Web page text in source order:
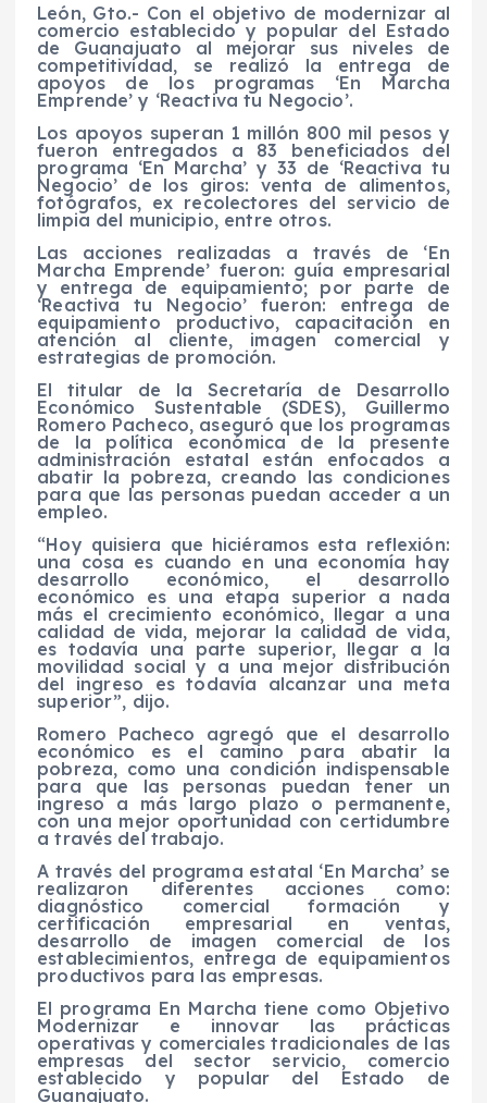
León, Gto.- Con el objetivo de modernizar al
comercio establecido y popular del Estado
de Guanajuato al mejorar sus niveles de
competitividad, se realizó la entrega de
apoyos de los programas ‘En Marcha
Emprende’ y ‘Reactiva tu Negocio’.
Los apoyos superan 1 millón 800 mil pesos y
fueron entregados a 83 beneficiados del
programa ‘En Marcha’ y 33 de ‘Reactiva tu
Negocio’ de los giros: venta de alimentos,
fotógrafos, ex recolectores del servicio de
limpia del municipio, entre otros.
Las acciones realizadas a través de ‘En
Marcha Emprende’ fueron: guía empresarial
y entrega de equipamiento; por parte de
‘Reactiva tu Negocio’ fueron: entrega de
equipamiento productivo, capacitación en
atención al cliente, imagen comercial y
estrategias de promoción.
El titular de la Secretaría de Desarrollo
Económico Sustentable (SDES), Guillermo
Romero Pacheco, aseguró que los programas
de la política económica de la presente
administración estatal están enfocados a
abatir la pobreza, creando las condiciones
para que las personas puedan acceder a un
empleo.
“Hoy quisiera que hiciéramos esta reflexión:
una cosa es cuando en una economía hay
desarrollo económico, el desarrollo
económico es una etapa superior a nada
más el crecimiento económico, llegar a una
calidad de vida, mejorar la calidad de vida,
es todavía una parte superior, llegar a la
movilidad social y a una mejor distribución
del ingreso es todavía alcanzar una meta
superior”, dijo.
Romero Pacheco agregó que el desarrollo
económico es el camino para abatir la
pobreza, como una condición indispensable
para que las personas puedan tener un
ingreso a más largo plazo o permanente,
con una mejor oportunidad con certidumbre
a través del trabajo.
A través del programa estatal ‘En Marcha’ se
realizaron diferentes acciones como:
diagnóstico comercial formación y
certificación empresarial en ventas,
desarrollo de imagen comercial de los
establecimientos, entrega de equipamientos
productivos para las empresas.
El programa En Marcha tiene como Objetivo
Modernizar e innovar las prácticas
operativas y comerciales tradicionales de las
empresas del sector servicio, comercio
establecido y popular del Estado de
Guanajuato.